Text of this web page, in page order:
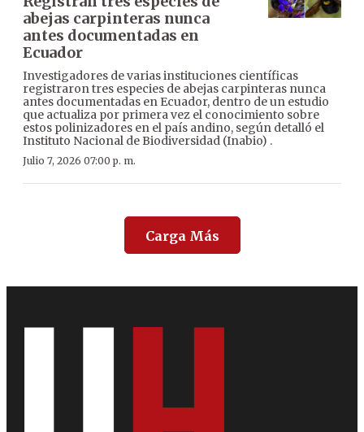
abejas carpinteras nunca
antes documentadas en
Ecuador
Investigadores de varias instituciones científicas
registraron tres especies de abejas carpinteras nunca
antes documentadas en Ecuador, dentro de un estudio
que actualiza por primera vez el conocimiento sobre
estos polinizadores en el país andino, según detalló el
Instituto Nacional de Biodiversidad (Inabio) .
Julio 7, 2026 07:00 p. m.
Carga Más